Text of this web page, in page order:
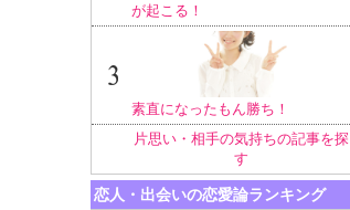
が起こる！
素直になったもん勝ち！
片思い・相手の気持ちの記事を探
す
恋人・出会いの恋愛論ランキング